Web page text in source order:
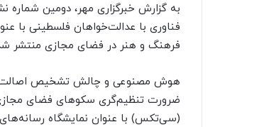
ا
ی
م
به گزارش خبرگزاری مهر، دومین شماره
فناوری با عدالت‌خواهان فلسطینی با
فرهنگ و هنر در فضای مجازی منتشر
هوش مصنوعی و چالش تشخیص اصالت
ضرورت تنظیم‌گری سکوهای فضای مجازی
(سی‌تکس) با عنوان نمایشگاه